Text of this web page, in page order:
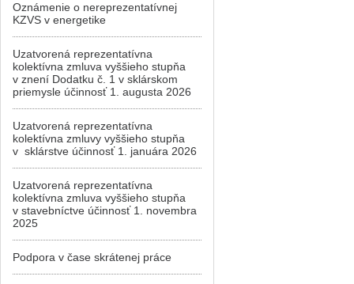
Oznámenie o nereprezentatívnej
KZVS v energetike
Uzatvorená reprezentatívna
kolektívna zmluva vyššieho stupňa
v znení Dodatku č. 1 v sklárskom
priemysle účinnosť 1. augusta 2026
Uzatvorená reprezentatívna
kolektívna zmluvy vyššieho stupňa
v sklárstve účinnosť 1. januára 2026
Uzatvorená reprezentatívna
kolektívna zmluva vyššieho stupňa
v stavebníctve účinnosť 1. novembra
2025
Podpora v čase skrátenej práce